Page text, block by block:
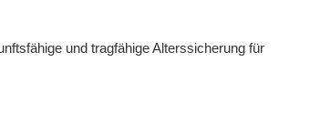
und tragfähige Alterssicherung für